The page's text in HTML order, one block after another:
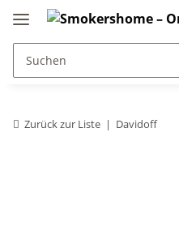
Zurück zur Liste Davidoff